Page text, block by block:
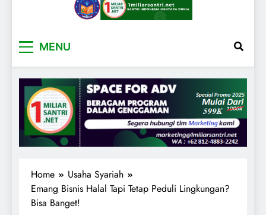
MENU
Home
Usaha Syariah
Emang Bisnis Halal Tapi Tetap Peduli Lingkungan?
Bisa Banget!